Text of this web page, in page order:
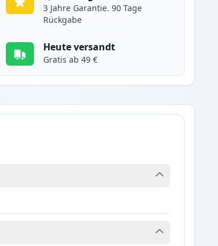
3 Jahre Garantie. 90 Tage
Rückgabe
Heute versandt
Gratis ab 49 €